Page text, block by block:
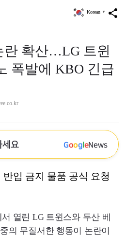
share
Korean ▼
란 확산…LG 트윈
폭발에 KBO 긴급
세요 GoogleNews
입 금지 물품 공식 요청
열린 LG 트윈스와 두산 베
의 무질서한 행동이 논란이